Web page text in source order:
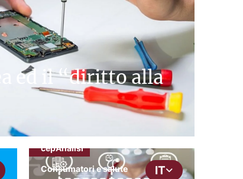
ed il “diritto alla
IT
cepAnalisi
Consumatori e salute